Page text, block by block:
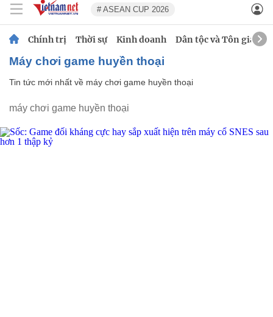
# ASEAN CUP 2026
Chính trị Thời sự Kinh doanh Dân tộc và Tôn giáo
máy chơi game huyền thoại
Tin tức mới nhất về máy chơi game huyền thoại
máy chơi game huyền thoại